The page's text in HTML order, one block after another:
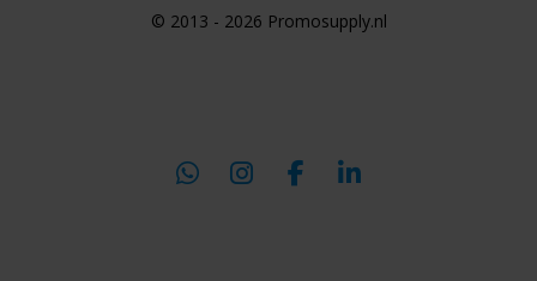
© 2013 - 2026 Promosupply.nl